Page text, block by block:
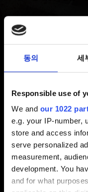
동의 세
Responsible use of
We and our 1022
e.g. your IP-number,
store and access
serve personalized
measurement,
development. You
and for what
더 위쳐: 인핸스드 에
Apple Silicon M1,
된다는 소식을 기쁜
하지만, OS X 10.7.5,
macOS 11.0으로 변
기술인 JIT 호환 메모
프레임워크는 최소
때문입니다. Apple
이러한 업데이트가
플레이어 여러분께서
드리고자 합니다. 그